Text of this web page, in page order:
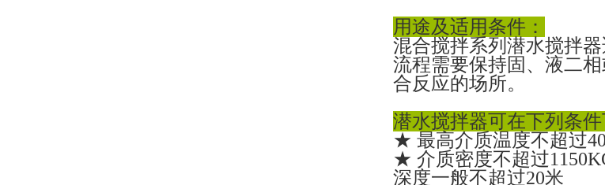
用途及适用条件：
混合搅拌系列潜水搅拌
流程需要保持固、液二
合反应的场所。
潜水搅拌器可在下列条件
★ 最高介质温度不超过
★ 介质密度不超过
深度一般不超过20米